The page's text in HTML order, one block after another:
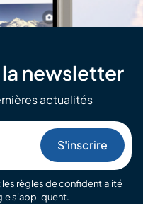
newsletter
actualités
les règles de confidentialité
s'appliquent.